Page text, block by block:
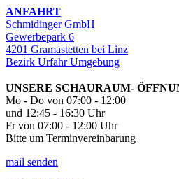
ANFAHRT
Schmidinger GmbH
Gewerbepark 6
4201 Gramastetten bei Linz
Bezirk Urfahr Umgebung
UNSERE SCHAURAUM-
Mo - Do von 07:00 - 12:00
und 12:45 - 16:30 Uhr
Fr von 07:00 - 12:00 Uhr
Bitte um Terminvereinbarung
mail senden